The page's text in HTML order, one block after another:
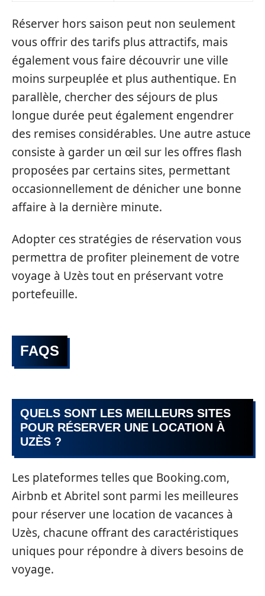
Réserver hors saison peut non seulement
vous offrir des tarifs plus attractifs, mais
également vous faire découvrir une ville
moins surpeuplée et plus authentique. En
parallèle, chercher des séjours de plus
longue durée peut également engendrer
des remises considérables. Une autre astuce
consiste à garder un œil sur les offres flash
proposées par certains sites, permettant
occasionnellement de dénicher une bonne
affaire à la dernière minute.
Adopter ces stratégies de réservation vous
permettra de profiter pleinement de votre
voyage à Uzès tout en préservant votre
portefeuille.
FAQS
QUELS SONT LES MEILLEURS SITES
POUR RÉSERVER UNE LOCATION À
UZÈS ?
Les plateformes telles que Booking.com,
Airbnb et Abritel sont parmi les meilleures
pour réserver une location de vacances à
Uzès, chacune offrant des caractéristiques
uniques pour répondre à divers besoins de
voyage.